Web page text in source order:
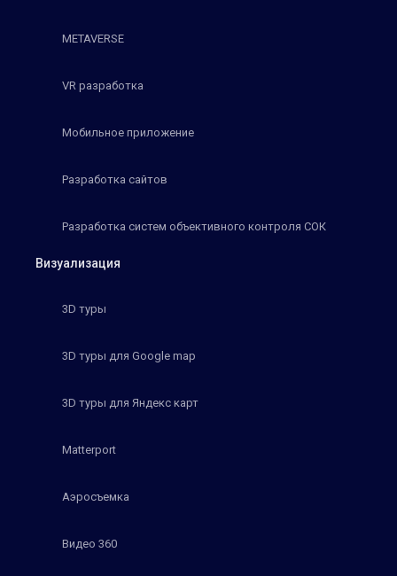
METAVERSE
VR разработка
Мобильное приложение
Разработка сайтов
Разработка систем объективного контроля СОК
Визуализация
3D туры
3D туры для Google map
3D туры для Яндекс карт
Matterport
Аэросъемка
Видео 360